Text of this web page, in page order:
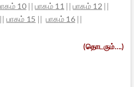
10||பாகம் 11 ||பாகம் 12 ||
|| பாகம் 15 ||பாகம் 16||
(தொடரும்….)